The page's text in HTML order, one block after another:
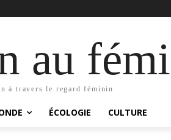
au
à travers le regard féminin
ÉCOLOGIE CULTURE